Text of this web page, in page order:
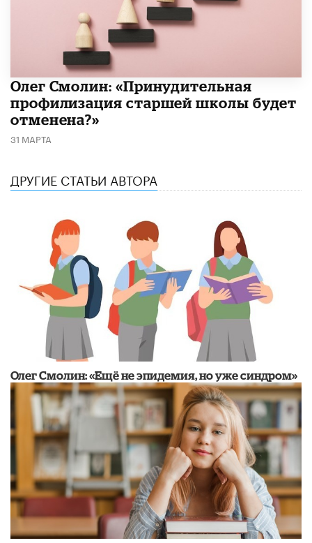
​Олег Смолин: «Принудительная
профилизация старшей школы будет
отменена?»
31 МАРТА
ДРУГИЕ СТАТЬИ АВТОРА
​Олег Смолин: «Ещё не эпидемия, но уже синдром»